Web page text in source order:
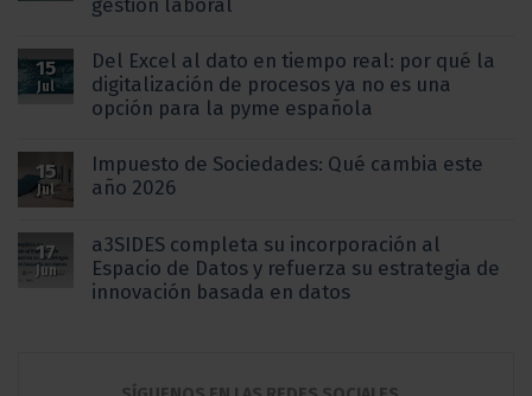
15
Jul
Del Excel al dato en tiempo real: por qué la
digitalización de procesos ya no es una
opción para la pyme española
15
Jul
Impuesto de Sociedades: Qué cambia este
año 2026
17
Jun
a3SIDES completa su incorporación al
Espacio de Datos y refuerza su estrategia de
innovación basada en datos